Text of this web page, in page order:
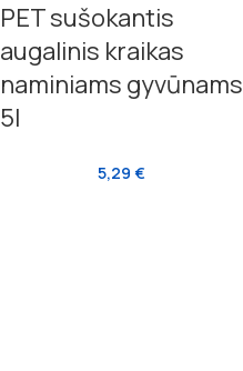
PET sušokantis
augalinis kraikas
naminiams gyvūnams
5l
5,29 €